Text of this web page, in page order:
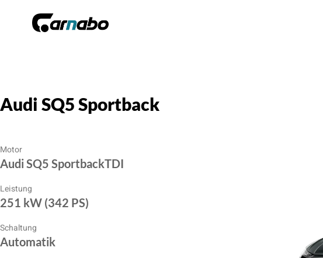
Audi SQ5 Sportback
Motor
Audi SQ5 SportbackTDI
Leistung
251 kW (342 PS)
Schaltung
Automatik